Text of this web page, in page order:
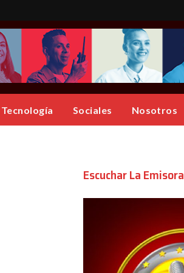
Tecnología Sociales Nosotros
Escuchar La Emisora